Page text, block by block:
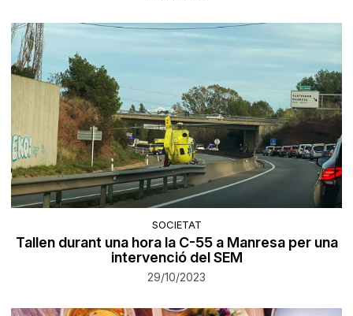
SOCIETAT
Tallen durant una hora la C-55 a Manresa per una
intervenció del SEM
29/10/2023